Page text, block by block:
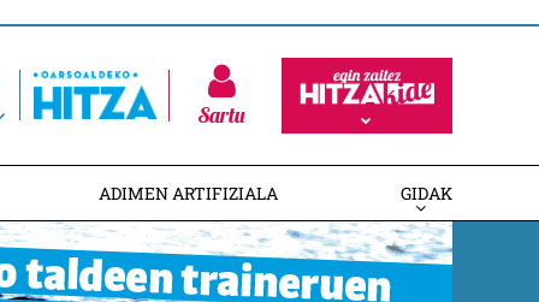
Sartu
ADIMEN ARTIFIZIALA GIDAK